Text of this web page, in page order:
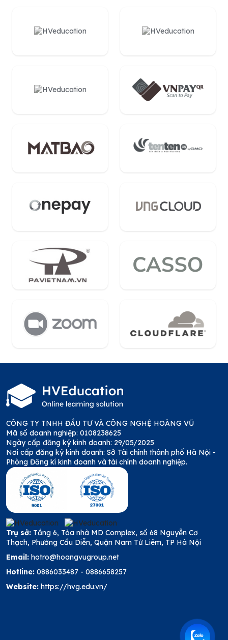
CÔNG TY TNHH ĐẦU TƯ VÀ CÔNG NGHỆ HOÀNG VŨ
Mã số doanh nghiệp: 0108238625
Ngày cấp đăng ký kinh doanh: 29/05/2025
Nơi cấp đăng ký kinh doanh: Sở Tài chính thành phố Hà Nội -
Phòng Đăng kí kinh doanh và tài chính doanh nghiệp.
Trụ sở: Tầng 6, Tòa nhà MD Complex, số 68 Nguyễn Cơ
Thạch, Phường Cầu Diễn, Quận Nam Từ Liêm, TP Hà Nội
Email: hotro@hoangvugroup.net
Hotline: 0886033487 - 0886658257
Website: https://hvg.edu.vn/